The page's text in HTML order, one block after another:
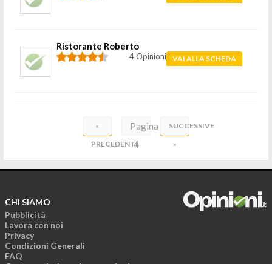
Ristorante Roberto
4 Opinioni VAI ALLA SCHEDA
«
PRECEDENTI
Pagina
4
SUCCESSIVE
»
CHI SIAMO
Pubblicità
Lavora con noi
Privacy
Condizioni Generali
FAQ